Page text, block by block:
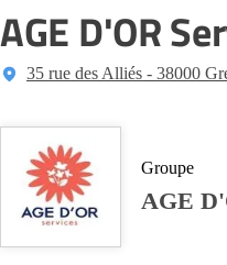
AGE D'OR
35 rue des Alliés - 38000
Groupe
AGE